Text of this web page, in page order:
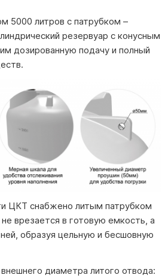
5000 литров с патрубком –
резервуар с конусным
дозированную подачу и полный
ЦКТ снабжено литым патрубком
врезается в готовую емкость, а
образуя цельную и бесшовную
диаметра литого отвода: